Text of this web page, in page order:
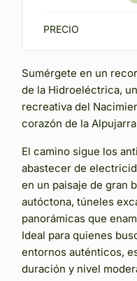
Sumérgete en un
de la Hidroeléctrica,
recreativa del
corazón de la
El camino sigue los
abastecer de
en un paisaje de gran
autóctona, túneles
panorámicas que
Ideal para quienes
entornos auténticos,
duración y nivel
PRECIO